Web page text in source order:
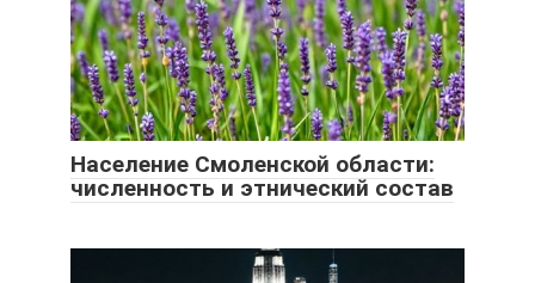
Население Смоленской области:
численность и этнический состав